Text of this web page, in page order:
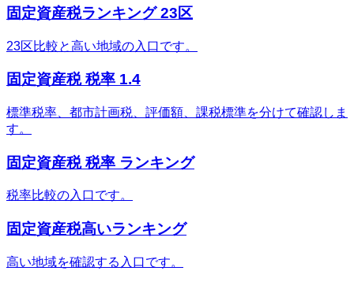
固定資産税ランキング 23区
23区比較と高い地域の入口です。
固定資産税 税率 1.4
標準税率、都市計画税、評価額、課税標準を分けて確認しま
す。
固定資産税 税率 ランキング
税率比較の入口です。
固定資産税高いランキング
高い地域を確認する入口です。